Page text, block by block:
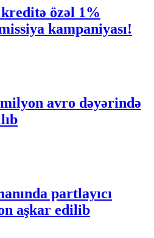
özəl 1%
kampaniyası!
avro dəyərində
partlayıcı
aşkar edilib